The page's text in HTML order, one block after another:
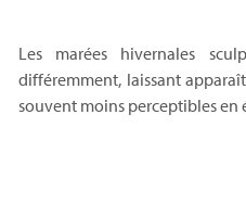
Les marées hivernales
différemment, laissant
souvent moins perceptibles en